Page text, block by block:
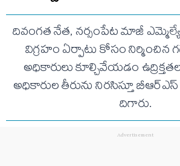
దివంగత నేత, నర్సంపేట మాజీ ఎమ్మెల్యే
విగ్రహం ఏర్పాటు కోసం నిర్మించిన
అధికారులు కూల్చివేయడం
అధికారుల తీరును నిరసిస్తూ బీఆర్ఎస్
దిగారు.